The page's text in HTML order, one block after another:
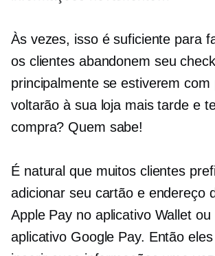
Às vezes, isso é suficiente para
os clientes abandonem seu
principalmente se estiverem com
voltarão à sua loja mais tarde e
compra? Quem sabe!
É natural que muitos clientes
adicionar seu cartão e endereço
Apple Pay no aplicativo Wallet
aplicativo Google Pay. Então